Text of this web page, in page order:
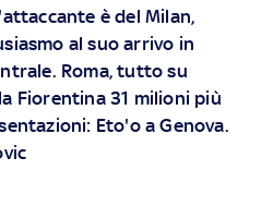
è del Milan,
al suo arrivo in
Roma, tutto su
Fiorentina 31 milioni più
Eto'o a Genova.